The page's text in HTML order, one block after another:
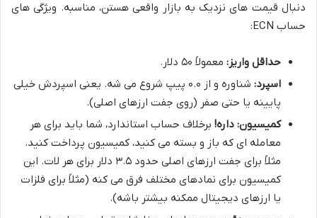
دنبال قیمت های نزدیک به بازار واقعی هستن، مناسبه. ویژگی های
حساب ECN:
حداقل واریز: معمولاً ۵۰ دلار.
اسپرد:
شناوره و از ۰.۰ پیپ شروع می شه. یعنی اسپردش خیلی
پایینه یا حتی صفر (روی جفت ارزهای اصلی).
کمیسیون: داره! برخلاف حساب استاندارد، شما باید برای هر
معامله ای که باز و بسته می کنید، کمیسیون پرداخت کنید.
مثلاً برای جفت ارزهای اصلی حدود ۳.۵ دلار برای هر لات. این
کمیسیون برای نمادهای مختلف فرق می کنه (مثلاً برای فلزات
یا ارزهای دیجیتال ممکنه بیشتر باشه).